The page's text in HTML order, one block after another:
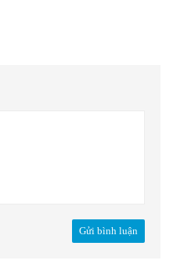
Gửi bình luận